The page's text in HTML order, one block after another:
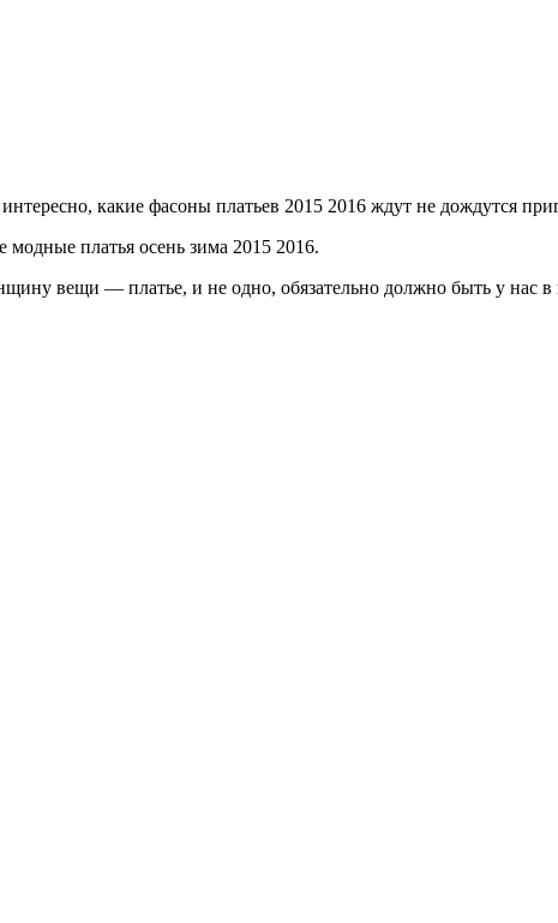
какие фасоны платьев 2015 2016 ждут не дождутся
платья осень зима 2015 2016.
вещи — платье, и не одно, обязательно должно быть у нас в